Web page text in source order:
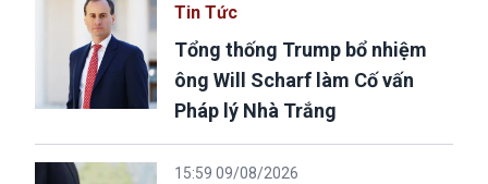
Tin Tức
Tổng thống Trump bổ nhiệm
ông Will Scharf làm Cố vấn
Pháp lý Nhà Trắng
15:59 09/08/2026